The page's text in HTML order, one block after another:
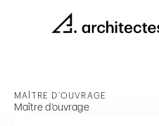
MAÎTRE D’OUVRAGE
Maître d’ouvrage